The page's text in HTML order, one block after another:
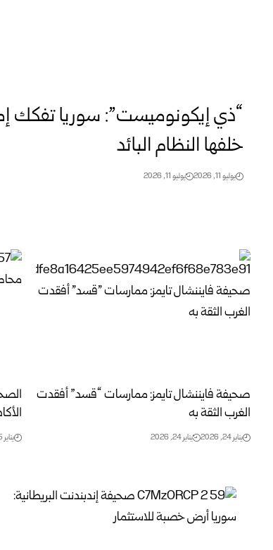
“ذي إيكونوميست”: سوريا تفكك
خلفها النظام البائد
يوليو 11, 2026 يوليو 11, 2026
صحيفة فايننشال تايمز: ممارسات “قسد” أفقدت
الغرب الثقة به
يناير 24, 2026 يناير 24, 2026 يناير 15, 2026